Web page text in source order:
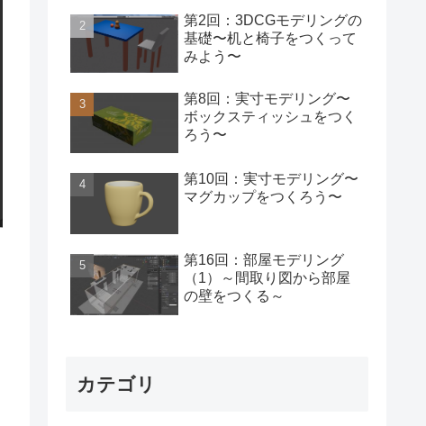
第2回：3DCGモデリングの
基礎〜机と椅子をつくって
みよう〜
第8回：実寸モデリング〜
ボックスティッシュをつく
ろう〜
第10回：実寸モデリング〜
マグカップをつくろう〜
第16回：部屋モデリング
（1）～間取り図から部屋
の壁をつくる～
カテゴリ